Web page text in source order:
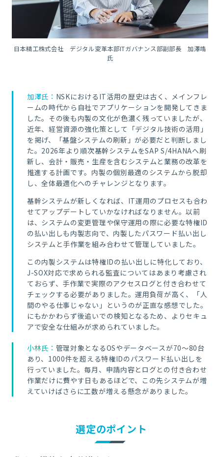
日本精工株式会社 デジタル変革本部ITガバナンス部副部長 加澤靖
氏
加澤氏： NSKにおけるIT活用の歴史は古く、メインフレ
ームの時代から自社でアプリケーションを開発してきま
した。その後も内製の文化が色濃く残っていましたが、
近年、経営資源の強化策として「デジタル技術の活用」
を掲げ、「基盤システムの刷新」が必要だと判断しまし
た。2026年より順次基幹システムをSAP S/4HANAへ刷
新し、会計・販売・生産を含むシステムと業務の改革を
推進する計画です。内製の個別最適のシステムから脱却
し、全体最適化へのチャレンジとなります。
基幹システムが新しくなれば、IT運用のプロセスも合わ
せてアップデートしていかなければなりません。以前
は、システムの変更管理や保守運用の際に必要な特権ID
の払い出しも内製志向で、内製したパスワード払い出し
システムと手作業を組み合わせて管理していました。
この内製システムは特権IDの払い出しに特化しており、
J-SOX対応で求められる監査についてはあまり考慮され
ておらず、手作業で実際のアクセスログと付き合わせて
チェックする必要がありました。運用負荷が高く、「人
間のやる仕事じゃない」というのが正直な感想でした。
にもかかわらず後追いでの検知となるため、よりセキュ
アで安全な仕組みが求められていました。
小林氏： 管理対象となるOSやデータベースが70〜80台
あり、1000件を超える特権IDのパスワード払い出しを
行っていました。毎月、申請内容とログとの付き合わせ
作業だけに費やす日もあるほどで、この先システムが増
えていけばさらに工数が増える懸念がありました。
選定のポイント